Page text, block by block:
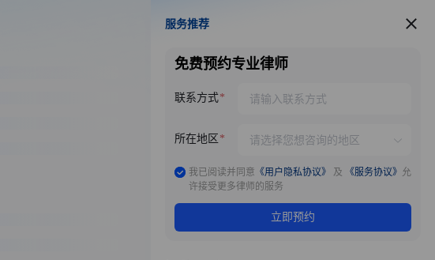
服务推荐
服务推荐
免费预约专业律师
联系方式
所在地区
我已阅读并同意 《用户隐私协议》 及 《服务协议》 允
许接受更多律师的服务
立即预约